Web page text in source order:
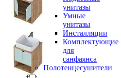
унитазы
Умные
унитазы
Инсталляции
Комплектующие
для
санфаянса
Полотенцесушители